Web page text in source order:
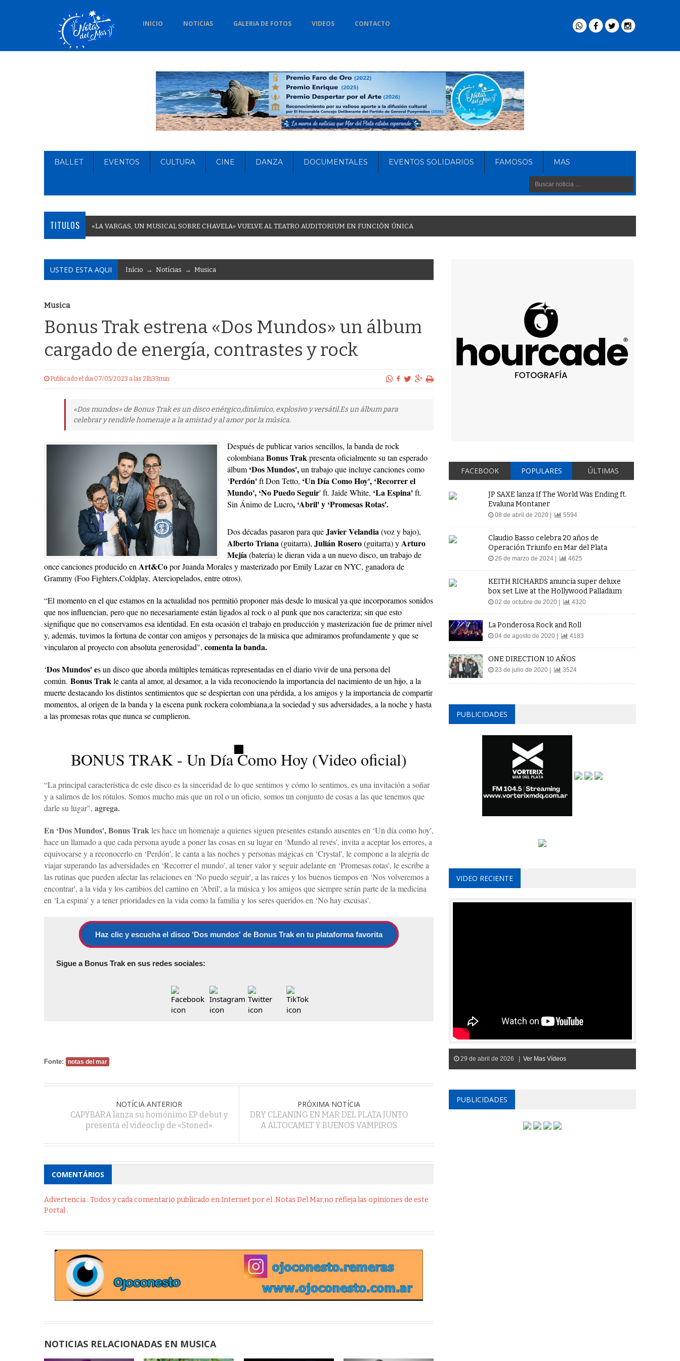
INICIO NOTICIAS GALERIA DE FOTOS VIDEOS CONTACTO
BALLET EVENTOS CULTURA CINE DANZA DOCUMENTALES EVENTOS SOLIDARIOS FAMOSOS MAS
TITULOS «LA VARGAS, UN MUSICAL SOBRE CHAVELA» VUELVE AL TEATRO AUDITORIUM EN FUNCIÓN ÚNICA
USTED ESTA AQUI Início → Notícias → Musica
Musica
Bonus Trak estrena «Dos Mundos» un álbum
cargado de energía, contrastes y rock
Publicado el dia 07/05/2023 a las 21h33min
«Dos mundos» de Bonus Trak es un disco enérgico,dinámico, explosivo y versátil.Es un álbum para
celebrar y rendirle homenaje a la amistad y al amor por la música.
Después de publicar varios sencillos, la banda de rock
colombianaBonus Trakpresenta oficialmente su tan esperado
álbum‘Dos Mundos',un trabajo que incluye canciones como
‘Perdón'ft Don Tetto, ‘Un Día Como Hoy', ‘Recorrer el
Mundo', ‘No Puedo Seguir' ft. Jaide White, ‘La Espina'ft.
Sin Ánimo de Lucro, ‘Abril' y ‘Promesas Rotas'.
Dos décadas pasaron para queJavier Velandia(voz y bajo),
Alberto Triana(guitarra), Julián Rosero(guitarra) yArturo
Mejía(batería) le dieran vida a un nuevo disco, un trabajo de
once canciones producido enArt&Copor Juanda Morales y masterizado por Emily Lazar en NYC, ganadora de
Grammy (Foo Fighters,Coldplay, Aterciopelados, entre otros).
“El momento en el que estamos en la actualidad nos permitió proponer más desde lo musical ya que incorporamos sonidos
que nos influencian, pero que no necesariamente están ligados al rock o al punk que nos caracteriza; sin que esto
signifique que no conservamos esa identidad. En esta ocasión el trabajo en producción y masterización fue de primer nivel
y, además, tuvimos la fortuna de contar con amigos y personajes de la música que admiramos profundamente y que se
vincularon al proyecto con absoluta generosidad", comenta la banda.
‘Dos Mundos' es un disco que aborda múltiples temáticas representadas en el diario vivir de una persona del
común. Bonus Trakle canta al amor, al desamor, a la vida reconociendo la importancia del nacimiento de un hijo, a la
muerte destacando los distintos sentimientos que se despiertan con una pérdida, a los amigos y la importancia de compartir
momentos, al origen de la banda y la escena punk rockera colombiana,a la sociedad y sus adversidades, a la noche y hasta
a las promesas rotas que nunca se cumplieron.
BONUS TRAK - Un Día Como Hoy (Video oficial)
“La principal característica de este disco es la sinceridad de lo que sentimos y cómo lo sentimos, es una invitación a soñar
y a salirnos de los rótulos. Somos mucho más que un rol o un oficio, somos un conjunto de cosas a las que tenemos que
darle su lugar", agrega.
En ‘Dos Mundos', Bonus Trakles hace un homenaje a quienes siguen presentes estando ausentes en ‘Un día como hoy',
hace un llamado a que cada persona ayude a poner las cosas en su lugar en ‘Mundo al revés', invita a aceptar los errores, a
equivocarse y a reconocerlo en ‘Perdón', le canta a las noches y personas mágicas en ‘Crystal', le compone a la alegría de
viajar superando las adversidades en ‘Recorrer el mundo', al tener valor y seguir adelante en ‘Promesas rotas', le escribe a
las rutinas que pueden afectar las relaciones en ‘No puedo seguir', a las raíces y los buenos tiempos en ‘Nos volveremos a
encontrar', a la vida y los cambios del camino en ‘Abril', a la música y los amigos que siempre serán parte de la medicina
en ‘La espina' y a tener prioridades en la vida como la familia y los seres queridos en ‘No hay excusas'.
Haz clic y escucha el disco ‘Dos mundos' de Bonus Trak en tu plataforma favorita
Sigue a Bonus Trak en sus redes sociales:
Fonte: notas del mar
NOTÍCIA ANTERIOR
CAPYBARA lanza su homónimo EP debut y
presenta el videoclip de «Stoned»
PRÓXIMA NOTÍCIA
DRY CLEANING EN MAR DEL PLATA JUNTO
A ALTOCAMET Y BUENOS VAMPIROS
COMENTÁRIOS
Advertencia : Todos y cada comentario publicado en Internet por el .Notas Del Mar,no refleja las opiniones de este
Portal .
NOTICIAS RELACIONADAS EN MUSICA
FACEBOOK POPULARES ÚLTIMAS
JP SAXE lanza If The World Was Ending ft.
Evaluna Montaner
08 de abril de 2020 | 5594
Claudio Basso celebra 20 años de
Operación Triunfo en Mar del Plata
26 de marzo de 2024 | 4625
KEITH RICHARDS anuncia super deluxe
box set Live at the Hollywood Palladium
02 de octubre de 2020 | 4320
La Ponderosa Rock and Roll
04 de agosto de 2020 | 4183
ONE DIRECTION 10 AÑOS
23 de julio de 2020 | 3524
PUBLICIDADES
VIDEO RECIENTE
29 de abril de 2026 | Ver Mas Vídeos
PUBLICIDADES